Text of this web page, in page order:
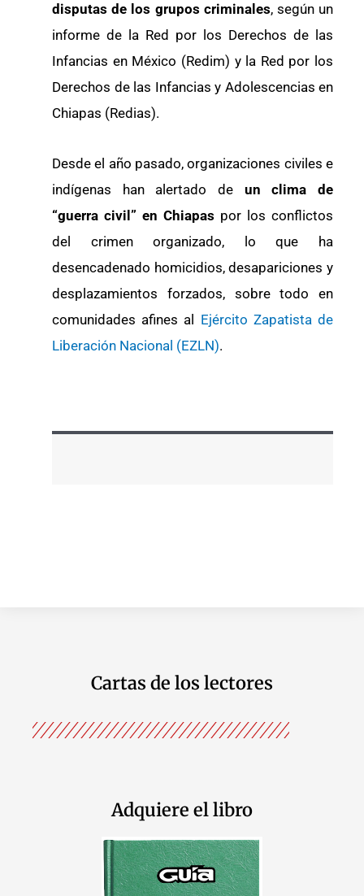
disputas de los grupos criminales, según un
informe de la Red por los Derechos de las
Infancias en México (Redim) y la Red por los
Derechos de las Infancias y Adolescencias en
Chiapas (Redias).
Desde el año pasado, organizaciones civiles e
indígenas han alertado de un clima de
“guerra civil” en Chiapas por los conflictos
del crimen organizado, lo que ha
desencadenado homicidios, desapariciones y
desplazamientos forzados, sobre todo en
comunidades afines al Ejército Zapatista de
Liberación Nacional (EZLN).
Cartas de los lectores
Adquiere el libro